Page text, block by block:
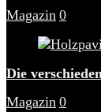
Magazin 0
Die
Magazin 0